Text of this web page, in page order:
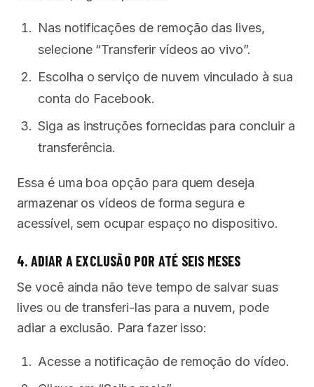
Nas notificações de remoção das lives,
selecione “Transferir vídeos ao vivo”.
Escolha o serviço de nuvem vinculado à sua
conta do Facebook.
Siga as instruções fornecidas para concluir a
transferência.
Essa é uma boa opção para quem deseja
armazenar os vídeos de forma segura e
acessível, sem ocupar espaço no dispositivo.
4. ADIAR A EXCLUSÃO POR ATÉ SEIS MESES
Se você ainda não teve tempo de salvar suas
lives ou de transferi-las para a nuvem, pode
adiar a exclusão. Para fazer isso:
Acesse a notificação de remoção do vídeo.